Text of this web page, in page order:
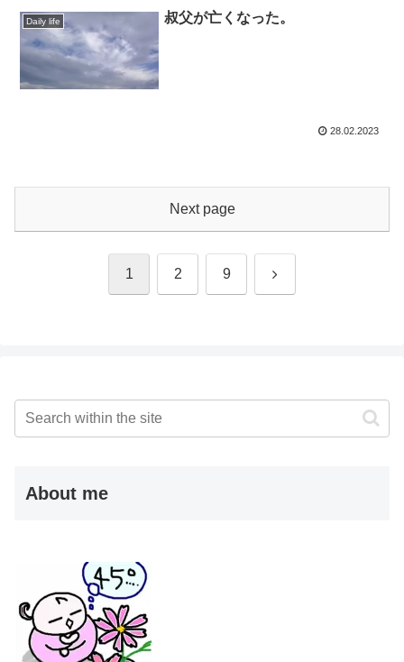
Daily life 叔父が亡くなった。
28.02.2023
Next page
1 2 9 Next
About me